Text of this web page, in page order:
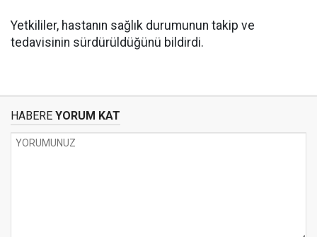
Yetkililer, hastanın sağlık durumunun takip ve
tedavisinin sürdürüldüğünü bildirdi.
HABERE YORUM KAT